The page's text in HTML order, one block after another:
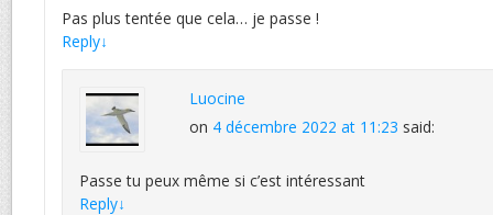
Pas plus tentée que cela… je passe !
Reply↓
Luocine
on 4 décembre 2022 at 11:23 said:
Passe tu peux même si c’est intéressant
Reply↓